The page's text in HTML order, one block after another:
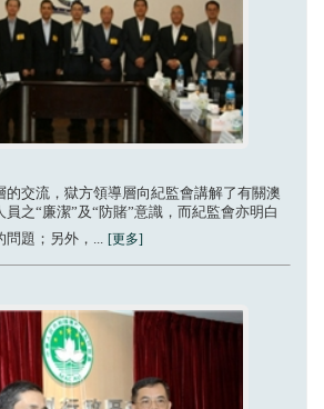
的交流，獄方領導層向紀監會講解了有關澳
之“廉潔”及“防賭”意識，而紀監會亦明白
問題；另外，... [更多]